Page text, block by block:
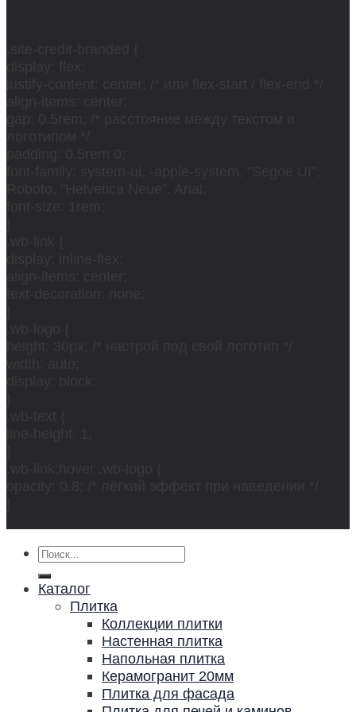
Искать:
Каталог
Плитка
Коллекции плитки
Настенная плитка
Напольная плитка
Керамогранит 20мм
Плитка для фасада